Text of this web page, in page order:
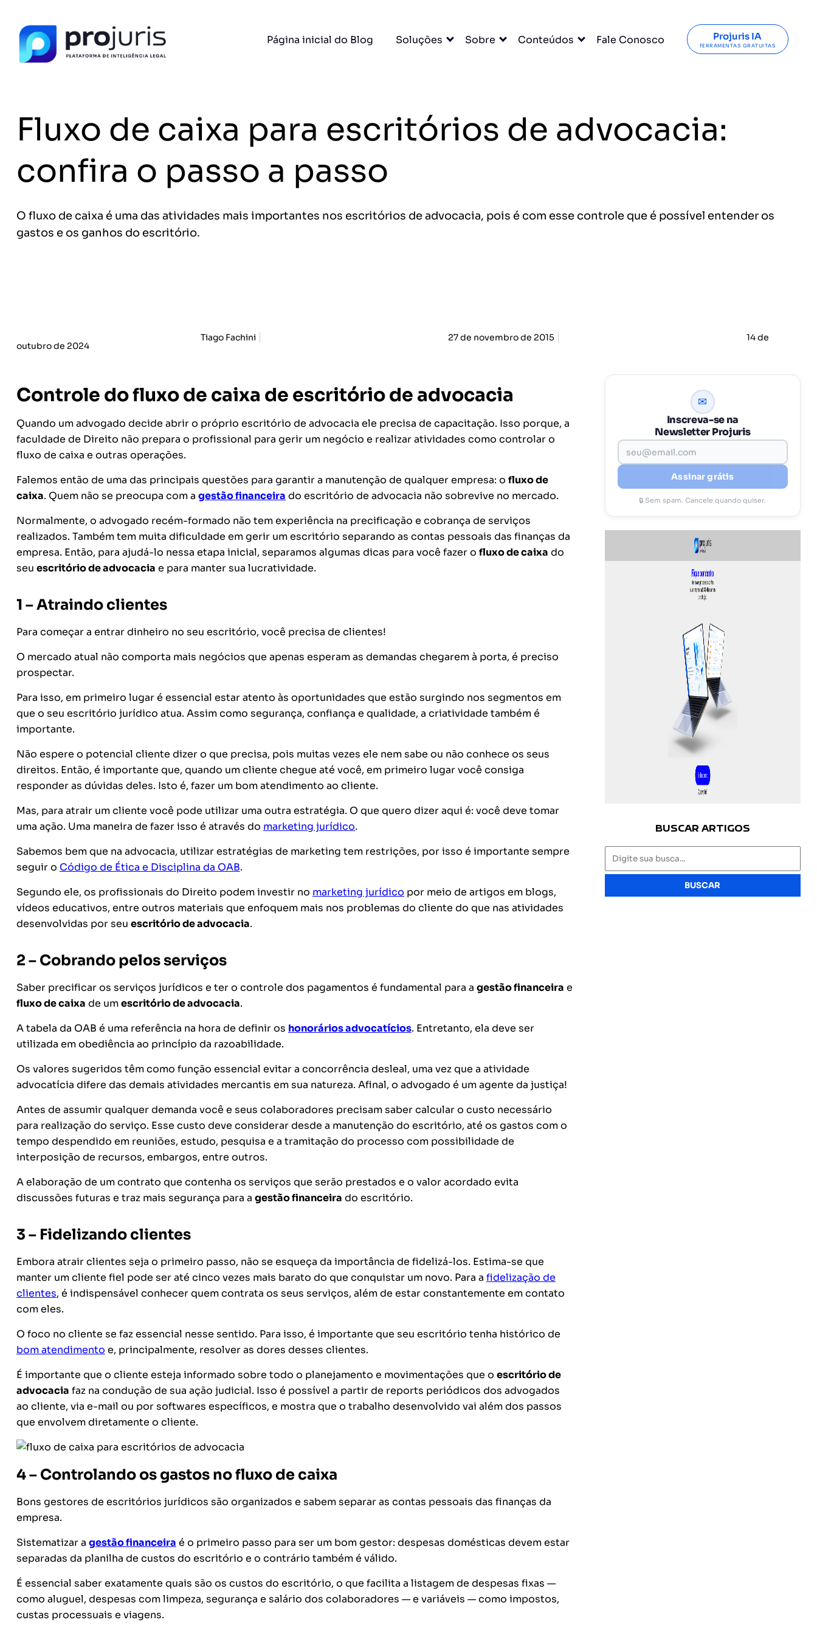
Página inicial do Blog Soluções Sobre Conteúdos Fale Conosco Projuris IA
FERRAMENTAS GRATUITAS
Fluxo de caixa para escritórios de advocacia:
confira o passo a passo
O fluxo de caixa é uma das atividades mais importantes nos escritórios de advocacia, pois é com esse controle que é possível entender os
gastos e os ganhos do escritório.
Tiago Fachini 27 de novembro de 2015 14 de
outubro de 2024
Controle do fluxo de caixa de escritório de advocacia
Quando um advogado decide abrir o próprio escritório de advocacia ele precisa de capacitação. Isso porque, a
faculdade de Direito não prepara o profissional para gerir um negócio e realizar atividades como controlar o
fluxo de caixa e outras operações.
Falemos então de uma das principais questões para garantir a manutenção de qualquer empresa: o fluxo de
caixa. Quem não se preocupa com a gestão financeira do escritório de advocacia não sobrevive no mercado.
Normalmente, o advogado recém-formado não tem experiência na precificação e cobrança de serviços
realizados. Também tem muita dificuldade emgerir um escritório separando as contas pessoais das finanças da
empresa. Então, para ajudá-lo nessa etapa inicial, separamos algumas dicas para você fazer o fluxo de caixa do
seu escritório de advocacia e para manter sua lucratividade.
1 – Atraindo clientes
Para começar a entrar dinheiro no seu escritório, você precisa de clientes!
O mercado atual não comporta mais negócios que apenas esperam as demandas chegarem à porta, é preciso
prospectar.
Para isso, em primeiro lugar é essencial estar atento às oportunidades que estão surgindo nos segmentos em
que o seu escritório jurídico atua. Assim como segurança, confiança e qualidade, a criatividade também é
importante.
Não espere o potencial cliente dizer o que precisa, pois muitas vezes ele nem sabe ou não conhece os seus
direitos. Então, é importante que, quando um cliente chegue até você, em primeiro lugar você consiga
responder as dúvidas deles. Isto é, fazer um bom atendimento ao cliente.
Mas, para atrair um cliente você pode utilizar uma outra estratégia. O que quero dizer aqui é: você deve tomar
uma ação. Uma maneira de fazer isso é através do marketing jurídico.
Sabemos bem que na advocacia, utilizar estratégias de marketing tem restrições, por isso é importante sempre
seguir o Código de Ética e Disciplina da OAB.
Segundo ele, os profissionais do Direito podem investir no marketing jurídico por meio de artigos em blogs,
vídeos educativos, entre outros materiais que enfoquem mais nos problemas do cliente do que nas atividades
desenvolvidas por seu escritório de advocacia.
2 – Cobrando pelos serviços
Saber precificar os serviços jurídicos e ter o controle dos pagamentos é fundamental para a gestão financeira e
fluxo de caixa de umescritório de advocacia.
A tabela da OAB é uma referência na hora de definir os honorários advocatícios. Entretanto, ela deve ser
utilizada em obediência ao princípio da razoabilidade.
Os valores sugeridos têm como função essencial evitar a concorrência desleal, uma vez que a atividade
advocatícia difere das demais atividades mercantis em sua natureza. Afinal, o advogado é um agente da justiça!
Antes de assumir qualquer demanda você e seus colaboradores precisamsaber calcular o custo necessário
para realização do serviço. Esse custo deve considerar desde a manutenção do escritório, até os gastos com o
tempo despendido em reuniões, estudo, pesquisa e a tramitação do processo com possibilidade de
interposição de recursos, embargos, entre outros.
A elaboração de um contrato que contenha os serviços que serão prestados e o valor acordado evita
discussões futuras e traz mais segurança para a gestão financeira do escritório.
3 – Fidelizando clientes
Embora atrair clientes seja o primeiro passo, não se esqueça da importância de fidelizá-los. Estima-se que
manter um cliente fiel pode ser até cinco vezes mais barato do que conquistar um novo. Para a fidelização de
clientes, é indispensável conhecer quem contrata os seus serviços, além de estar constantemente em contato
com eles.
O foco no cliente se faz essencial nesse sentido. Para isso, é importante que seu escritório tenha histórico de
bom atendimento e, principalmente, resolver as dores desses clientes.
É importante que o cliente esteja informado sobre todo o planejamento e movimentações que o escritório de
advocacia faz na condução de sua ação judicial. Isso é possível a partir de reports periódicos dos advogados
ao cliente, via e-mail ou por softwares específicos, e mostra que o trabalho desenvolvido vai além dos passos
que envolvem diretamente o cliente.
4 – Controlando os gastos no fluxo de caixa
Bons gestores de escritórios jurídicos são organizados e sabem separar as contas pessoais das finanças da
empresa.
Sistematizar a gestão financeira é o primeiro passo para ser um bom gestor: despesas domésticas devem estar
separadas da planilha de custos do escritório e o contrário também é válido.
É essencial saber exatamente quais são os custos do escritório, o que facilita a listagem de despesas fixas —
como aluguel, despesas com limpeza, segurança e salário dos colaboradores — e variáveis —como impostos,
custas processuais e viagens.
✉
Inscreva-se na
Newsletter Projuris
Assinar grátis
🔒 Sem spam. Cancele quando quiser.
BUSCAR ARTIGOS
BUSCAR
Petições, análise de contratos, assistente jurídico e muito mais.
Sem pagar nada.
Template PPT Jurídico